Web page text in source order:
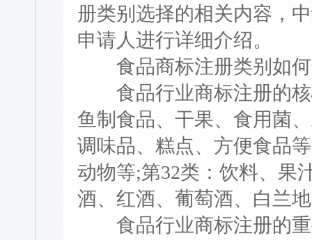
册类别选择的相关内容，
申请人进行详细介绍。
食品商标注册类别如何
食品行业商标注册的核
鱼制食品、干果、食用菌
调味品、糕点、方便食品
动物等;第32类：饮料、果
酒、红酒、葡萄酒、白兰
食品行业商标注册的重